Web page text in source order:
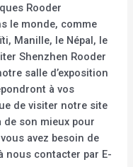
Rooder
le monde, comme
Manille, le Népal, le
Shenzhen Rooder
salle d’exposition
à vos
de visiter notre site
de son mieux pour
avez besoin de
nous contacter par E-